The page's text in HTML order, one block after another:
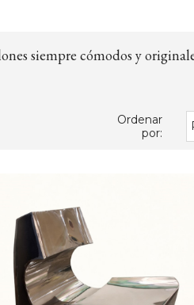
siempre cómodos y
Ordenar
por: